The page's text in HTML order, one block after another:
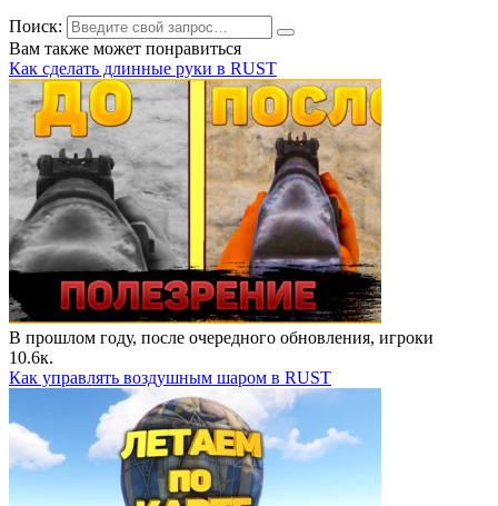
Поиск:
Вам также может понравиться
Как сделать длинные руки в RUST
В прошлом году, после очередного обновления, игроки
10.6к.
Как управлять воздушным шаром в RUST